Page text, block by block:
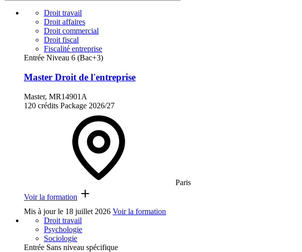
Droit travail
Droit affaires
Droit commercial
Droit fiscal
Fiscalité entreprise
Entrée Niveau 6 (Bac+3)
Master Droit de l'entreprise
Master, MR14901A
120 crédits Package 2026/27
Paris
Voir la formation
Mis à jour le 18 juillet 2026 Voir la formation
Droit travail
Psychologie
Sociologie
Entrée Sans niveau spécifique